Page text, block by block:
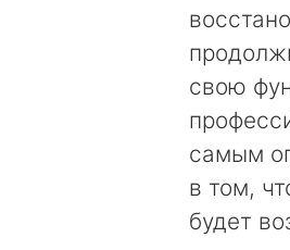
свою
самым
в том,
будет